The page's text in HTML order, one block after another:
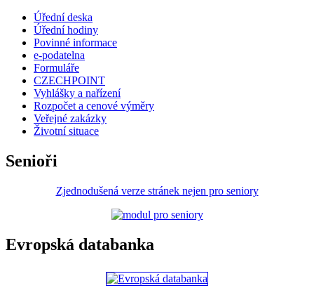
Úřední deska
Úřední hodiny
Povinné informace
e-podatelna
Formuláře
CZECHPOINT
Vyhlášky a nařízení
Rozpočet a cenové výměry
Veřejné zakázky
Životní situace
Senioři
Zjednodušená verze stránek nejen pro seniory
Evropská databanka